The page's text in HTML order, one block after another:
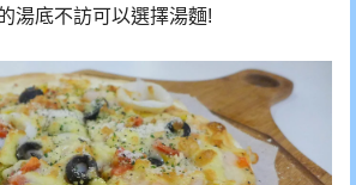
湯底不訪可以選擇湯麵!